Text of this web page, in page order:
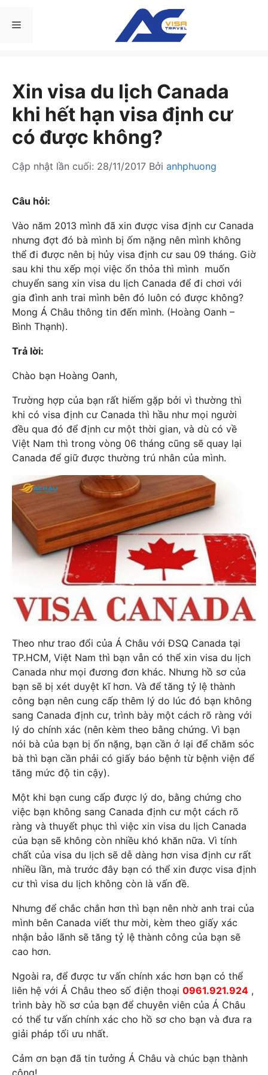
đến Menu
Xin visa du lịch Canada
khi hết hạn visa định cư
có được không?
Cập nhật lần cuối: 28/11/2017 Bởi anhphuong
Câu hỏi:
Vào năm 2013 mình đã xin được visa định cư Canada
nhưng đợt đó bà mình bị ốm nặng nên mình không
thể đi được nên bị hủy visa định cư sau 09 tháng. Giờ
sau khi thu xếp mọi việc ổn thỏa thì mình muốn
chuyển sang xin visa du lịch Canada để đi chơi với
gia đình anh trai mình bên đó luôn có được không?
Mong Á Châu thông tin đến mình. (Hoàng Oanh –
Bình Thạnh).
Trả lời:
Chào bạn Hoàng Oanh,
Trường hợp của bạn rất hiếm gặp bởi vì thường thì
khi có visa định cư Canada thì hầu như mọi người
đều qua đó để định cư một thời gian, và dù có về
Việt Nam thì trong vòng 06 tháng cũng sẽ quay lại
Canada để giữ được thường trú nhân của mình.
Theo như trao đổi của Á Châu với ĐSQ Canada tại
TP.HCM, Việt Nam thì bạn vẫn có thể xin visa du lịch
Canada như mọi đương đơn khác. Nhưng hồ sơ của
bạn sẽ bị xét duyệt kĩ hơn. Và để tăng tỷ lệ thành
công bạn nên cung cấp thêm lý do lúc đó bạn không
sang Canada định cư, trình bày một cách rõ ràng với
lý do chính xác (nên kèm theo bằng chứng. Vì bạn
nói bà của bạn bị ốn nặng, bạn cần ở lại để chăm sóc
bà thì bạn cần phải có giấy báo bệnh từ bệnh viện để
tăng mức độ tin cậy).
Một khi bạn cung cấp được lý do, bằng chứng cho
việc bạn không sang Canada định cư một cách rõ
ràng và thuyết phục thì việc xin visa du lịch Canada
của bạn sẽ không còn nhiều khó khăn nữa. Vì tính
chất của visa du lịch sẽ dễ dàng hơn visa định cư rất
nhiều lần, mà trước đây bạn có thể xin được visa định
cư thì visa du lịch không còn là vấn đề.
Nhưng để chắc chắn hơn thì bạn nên nhờ anh trai của
mình bên Canada viết thư mời, kèm theo giấy xác
nhận bảo lãnh sẽ tăng tỷ lệ thành công của bạn sẽ
cao hơn.
Ngoài ra, để được tư vấn chính xác hơn bạn có thể
liên hệ với Á Châu theo số điện thoại 0961.921.924 ,
trình bày hồ sơ của bạn để chuyên viên của Á Châu
có thể tư vấn chính xác cho hồ sơ cho bạn và đưa ra
giải pháp tối ưu nhất.
Cảm ơn bạn đã tin tưởng Á Châu và chúc bạn thành